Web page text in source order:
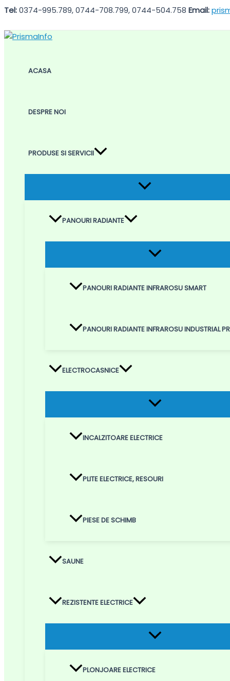
Skip
content
Tel:0374-995.789, 0744-708.799, 0744-504.758 Email:
ACASA
DESPRE NOI
PRODUSE SI SERVICII
Menu
Toggle
PANOURI RADIANTE
Menu
Toggle
PANOURI RADIANTE INFRAROSU SMART
PANOURI RADIANTE INFRAROSU INDUSTRIAL
ELECTROCASNICE
Menu
Toggle
INCALZITOARE ELECTRICE
PLITE ELECTRICE, RESOURI
PIESE DE SCHIMB
SAUNE
REZISTENTE ELECTRICE
Menu
Toggle
PLONJOARE ELECTRICE